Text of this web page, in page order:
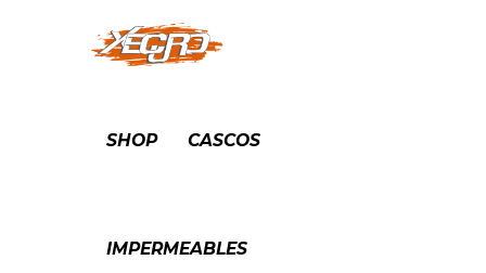
SHOP CASCOS
IMPERMEABLES